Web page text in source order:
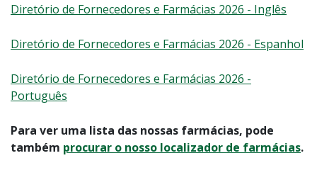
Diretório de Fornecedores e Farmácias 2026 - Inglês
Diretório de Fornecedores e Farmácias 2026 - Espanhol
Diretório de Fornecedores e Farmácias 2026 -
Português
Para ver uma lista das nossas farmácias, pode
também procurar o nosso localizador de farmácias.